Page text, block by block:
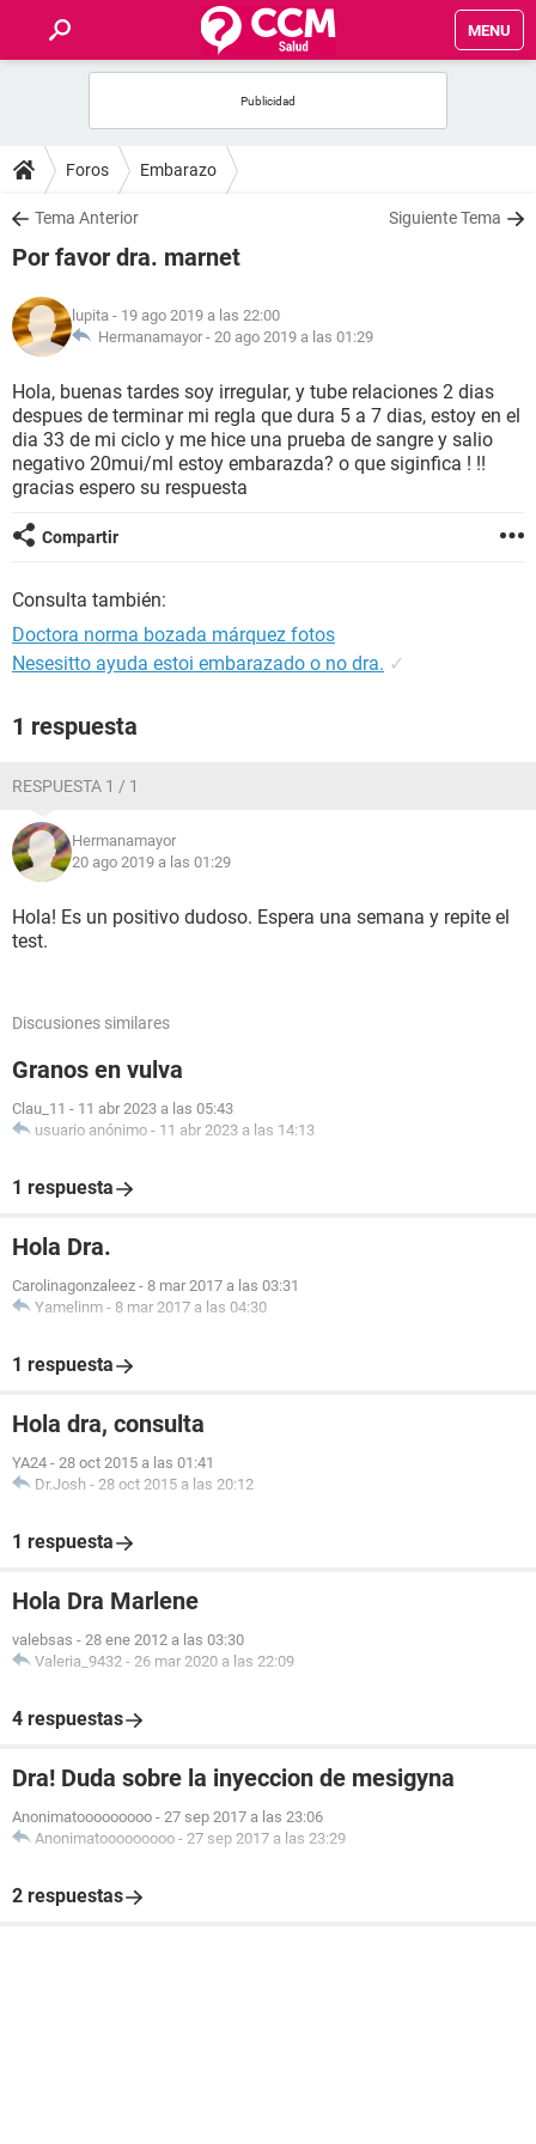
MENU
FOROS
SALUD
NUTRICIÓN
BIENESTAR
SEXUALIDAD
GLOSARIO
Foros Embarazo
Tema Anterior Siguiente Tema
Por favor dra. marnet
lupita - 19 ago 2019 a las 22:00
Hermanamayor - 20 ago 2019 a las 01:29
Hola, buenas tardes soy irregular, y tube relaciones 2 dias
despues de terminar mi regla que dura 5 a 7 dias, estoy en el
dia 33 de mi ciclo y me hice una prueba de sangre y salio
negativo 20mui/ml estoy embarazda? o que siginfica ! !!
gracias espero su respuesta
Compartir
Consulta también:
Doctora norma bozada márquez fotos
Nesesitto ayuda estoi embarazado o no dra. ✓
1 respuesta
RESPUESTA 1 / 1
Hermanamayor
20 ago 2019 a las 01:29
Hola! Es un positivo dudoso. Espera una semana y repite el
test.
Discusiones similares
Granos en vulva
Clau_11 - 11 abr 2023 a las 05:43
usuario anónimo - 11 abr 2023 a las 14:13
1 respuesta
Hola Dra.
Carolinagonzaleez - 8 mar 2017 a las 03:31
Yamelinm - 8 mar 2017 a las 04:30
1 respuesta
Hola dra, consulta
YA24 - 28 oct 2015 a las 01:41
Dr.Josh - 28 oct 2015 a las 20:12
1 respuesta
Hola Dra Marlene
valebsas - 28 ene 2012 a las 03:30
Valeria_9432 - 26 mar 2020 a las 22:09
4 respuestas
Dra! Duda sobre la inyeccion de mesigyna
Anonimatooooooooo - 27 sep 2017 a las 23:06
Anonimatooooooooo - 27 sep 2017 a las 23:29
2 respuestas